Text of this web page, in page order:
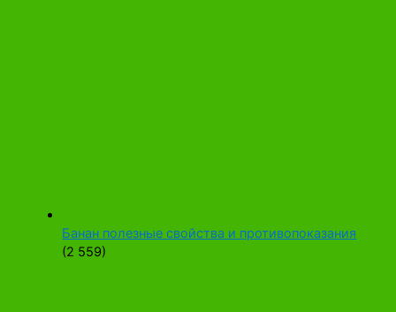
Банан полезные свойства и противопоказания
(2 559)